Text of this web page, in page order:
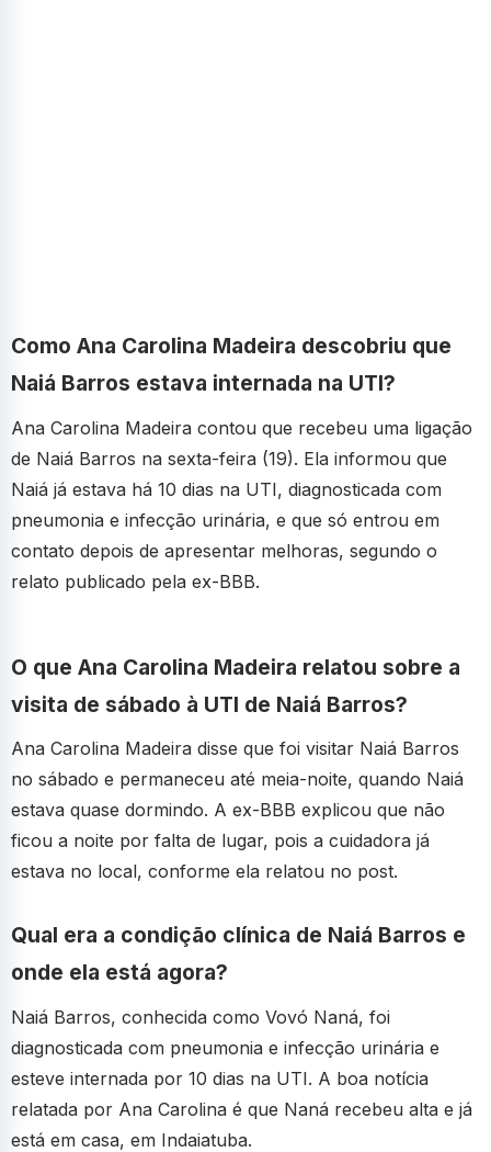
Como Ana Carolina Madeira descobriu que
Naiá Barros estava internada na UTI?
Ana Carolina Madeira contou que recebeu uma ligação
de Naiá Barros na sexta-feira (19). Ela informou que
Naiá já estava há 10 dias na UTI, diagnosticada com
pneumonia e infecção urinária, e que só entrou em
contato depois de apresentar melhoras, segundo o
relato publicado pela ex-BBB.
O que Ana Carolina Madeira relatou sobre a
visita de sábado à UTI de Naiá Barros?
Ana Carolina Madeira disse que foi visitar Naiá Barros
no sábado e permaneceu até meia-noite, quando Naiá
estava quase dormindo. A ex-BBB explicou que não
ficou a noite por falta de lugar, pois a cuidadora já
estava no local, conforme ela relatou no post.
Qual era a condição clínica de Naiá Barros e
onde ela está agora?
Naiá Barros, conhecida como Vovó Naná, foi
diagnosticada com pneumonia e infecção urinária e
esteve internada por 10 dias na UTI. A boa notícia
relatada por Ana Carolina é que Naná recebeu alta e já
está em casa, em Indaiatuba.